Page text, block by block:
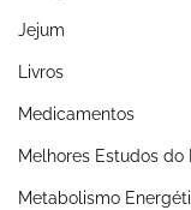
Jejum
Livros
Medicamentos
Melhores Estudos do
Metabolismo